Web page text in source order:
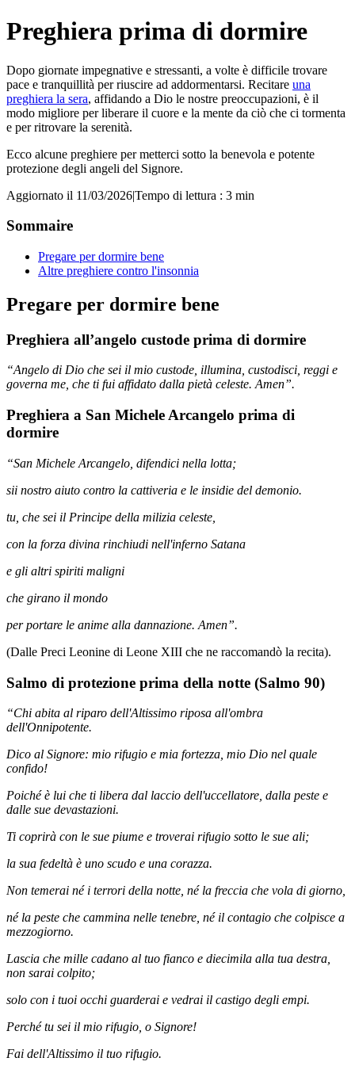
Preghiera prima di dormire
Dopo giornate impegnative e stressanti, a volte è difficile trovare
pace e tranquillità per riuscire ad addormentarsi. Recitare una
preghiera la sera, affidando a Dio le nostre preoccupazioni, è il
modo migliore per liberare il cuore e la mente da ciò che ci tormenta
e per ritrovare la serenità.
Ecco alcune preghiere per metterci sotto la benevola e potente
protezione degli angeli del Signore.
Aggiornato il 11/03/2026|Tempo di lettura : 3 min
Sommaire
Pregare per dormire bene
Altre preghiere contro l'insonnia
Pregare per dormire bene
Preghiera all’angelo custode prima di dormire
“Angelo di Dio che sei il mio custode, illumina, custodisci, reggi e
governa me, che ti fui affidato dalla pietà celeste. Amen”.
Preghiera a San Michele Arcangelo prima di
dormire
“San Michele Arcangelo, difendici nella lotta;
sii nostro aiuto contro la cattiveria e le insidie del demonio.
tu, che sei il Principe della milizia celeste,
con la forza divina rinchiudi nell'inferno Satana
e gli altri spiriti maligni
che girano il mondo
per portare le anime alla dannazione. Amen”.
(Dalle Preci Leonine di Leone XIII che ne raccomandò la recita).
Salmo di protezione prima della notte (Salmo 90)
“Chi abita al riparo dell'Altissimo riposa all'ombra
dell'Onnipotente.
Dico al Signore: mio rifugio e mia fortezza, mio Dio nel quale
confido!
Poiché è lui che ti libera dal laccio dell'uccellatore, dalla peste e
dalle sue devastazioni.
Ti coprirà con le sue piume e troverai rifugio sotto le sue ali;
la sua fedeltà è uno scudo e una corazza.
Non temerai né i terrori della notte, né la freccia che vola di giorno,
né la peste che cammina nelle tenebre, né il contagio che colpisce a
mezzogiorno.
Lascia che mille cadano al tuo fianco e diecimila alla tua destra,
non sarai colpito;
solo con i tuoi occhi guarderai e vedrai il castigo degli empi.
Perché tu sei il mio rifugio, o Signore!
Fai dell'Altissimo il tuo rifugio.